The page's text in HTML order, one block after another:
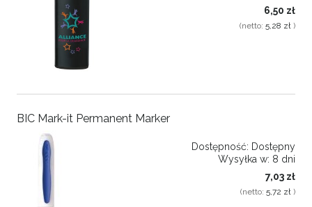
6,50 zł
(netto: 5,28 zł )
BIC Mark-it Permanent Marker
Dostępność: Dostępny
Wysyłka w: 8 dni
7,03 zł
(netto: 5,72 zł )